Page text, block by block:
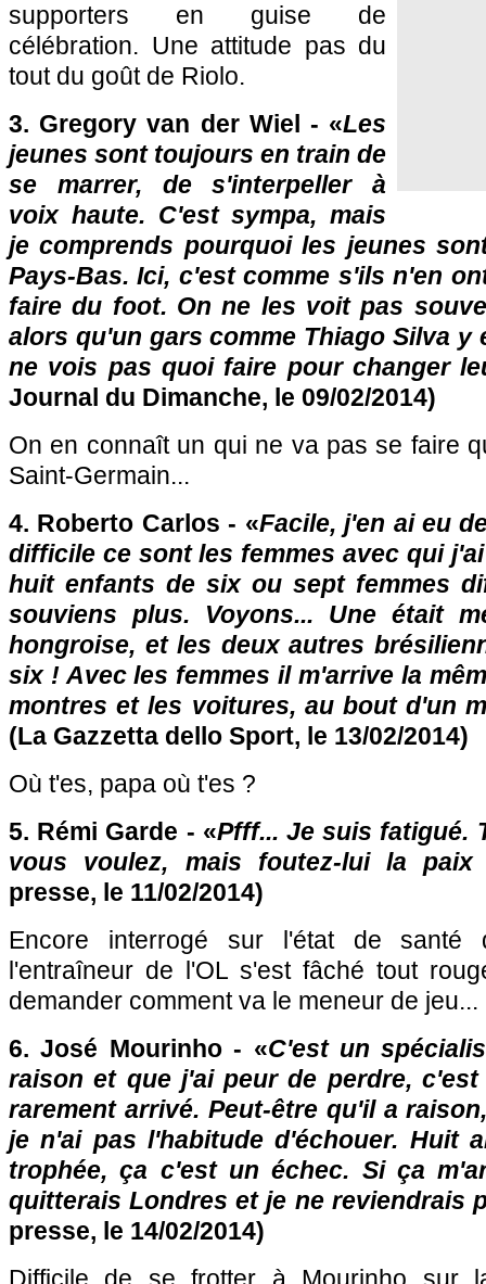
supporters en guise de
célébration. Une attitude pas du
tout du goût de Riolo.
3. Gregory van der Wiel - «Les
jeunes sont toujours en train de
se marrer, de s'interpeller à
voix haute. C'est sympa, mais
je comprends pourquoi les jeunes
Pays-Bas. Ici, c'est comme s'ils n'en
faire du foot. On ne les voit pas
alors qu'un gars comme Thiago Silva y
ne vois pas quoi faire pour changer
Journal du Dimanche, le 09/02/2014)
On en connaît un qui ne va pas se faire
Saint-Germain...
4. Roberto Carlos - «Facile, j'en ai eu
difficile ce sont les femmes avec qui
huit enfants de six ou sept femmes
souviens plus. Voyons... Une était
hongroise, et les deux autres
six ! Avec les femmes il m'arrive la
montres et les voitures, au bout d'un
(La Gazzetta dello Sport, le 13/02/2014)
Où t'es, papa où t'es ?
5. Rémi Garde - «Pfff... Je suis fatigué.
vous voulez, mais foutez-lui la
presse, le 11/02/2014)
Encore interrogé sur l'état de santé
l'entraîneur de l'OL s'est fâché tout
demander comment va le meneur de jeu...
6. José Mourinho - «C'est un
raison et que j'ai peur de perdre,
rarement arrivé. Peut-être qu'il a
je n'ai pas l'habitude d'échouer. Huit
trophée, ça c'est un échec. Si ça
quitterais Londres et je ne reviendrais
presse, le 14/02/2014)